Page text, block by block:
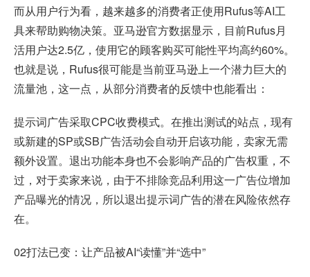
而从用户行为看，越来越多的消费者正使用Rufus等AI工
具来帮助购物决策。亚马逊官方数据显示，目前Rufus月
活用户达2.5亿，使用它的顾客购买可能性平均高约60%。
也就是说，Rufus很可能是当前亚马逊上一个潜力巨大的
流量池，这一点，从部分消费者的反馈中也能看出：
提示词广告采取CPC收费模式。在推出测试的站点，现有
或新建的SP或SB广告活动会自动开启该功能，卖家无需
额外设置。退出功能本身也不会影响产品的广告权重，不
过，对于卖家来说，由于不排除竞品利用这一广告位增加
产品曝光的情况，所以退出提示词广告的潜在风险依然存
在。
02打法已变：让产品被AI“读懂”并“选中”